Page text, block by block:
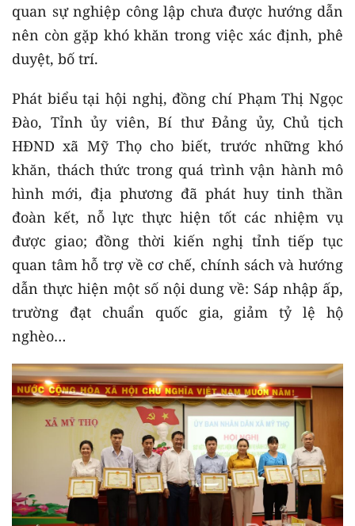
quan sự nghiệp công lập chưa được hướng dẫn
nên còn gặp khó khăn trong việc xác định, phê
duyệt, bố trí.
Phát biểu tại hội nghị, đồng chí Phạm Thị Ngọc
Đào, Tỉnh ủy viên, Bí thư Đảng ủy, Chủ tịch
HĐND xã Mỹ Thọ cho biết, trước những khó
khăn, thách thức trong quá trình vận hành mô
hình mới, địa phương đã phát huy tinh thần
đoàn kết, nỗ lực thực hiện tốt các nhiệm vụ
được giao; đồng thời kiến nghị tỉnh tiếp tục
quan tâm hỗ trợ về cơ chế, chính sách và hướng
dẫn thực hiện một số nội dung về: Sáp nhập ấp,
trường đạt chuẩn quốc gia, giảm tỷ lệ hộ
nghèo…